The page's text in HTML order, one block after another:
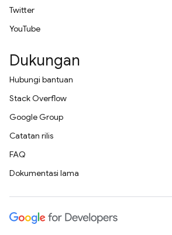
Twitter
YouTube
Dukungan
Hubungi bantuan
Stack Overflow
Google Group
Catatan rilis
FAQ
Dokumentasi lama